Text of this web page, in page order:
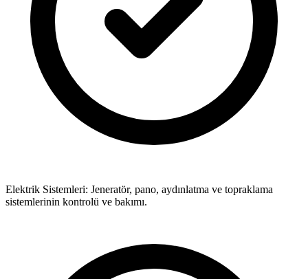
Elektrik Sistemleri: Jeneratör, pano, aydınlatma ve topraklama
sistemlerinin kontrolü ve bakımı.